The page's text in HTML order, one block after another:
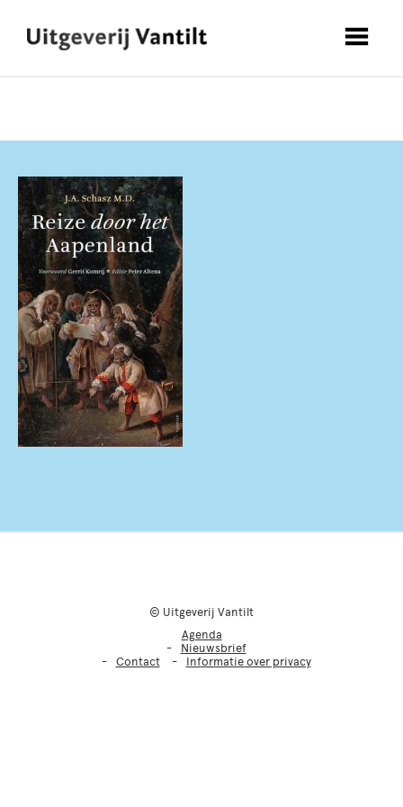
© Uitgeverij Vantilt
Agenda
Nieuwsbrief
Contact
Informatie over privacy